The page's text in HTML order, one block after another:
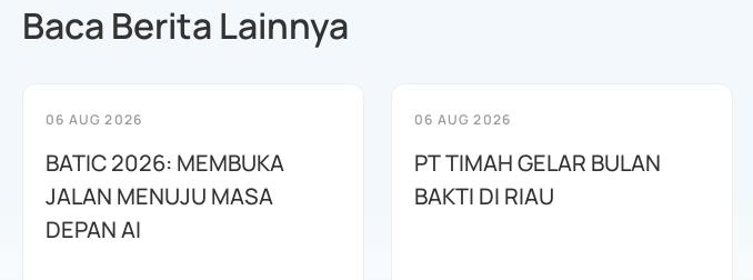
Baca Berita Lainnya
06 AUG 2026
BATIC 2026: MEMBUKA
JALAN MENUJU MASA
DEPAN AI
06 AUG 2026
PT TIMAH GELAR BULAN
BAKTI DI RIAU